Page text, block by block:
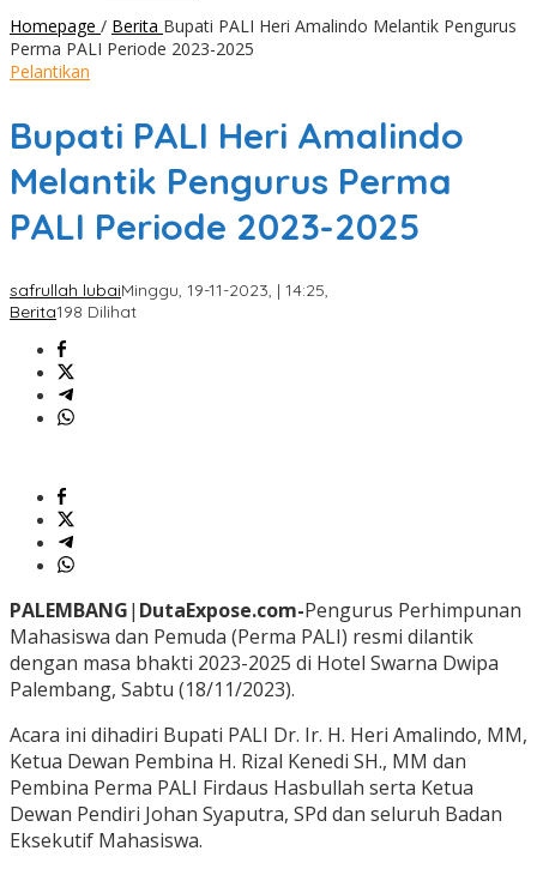
Homepage / Berita Bupati PALI Heri Amalindo Melantik Pengurus
Perma PALI Periode 2023-2025
Pelantikan
Bupati PALI Heri Amalindo
Melantik Pengurus Perma
PALI Periode 2023-2025
safrullah lubaiMinggu, 19-11-2023, | 14:25,
Berita198 Dilihat
PALEMBANG| DutaExpose.com-Pengurus Perhimpunan
Mahasiswa dan Pemuda (Perma PALI) resmi dilantik
dengan masa bhakti 2023-2025 di Hotel Swarna Dwipa
Palembang, Sabtu (18/11/2023).
Acara ini dihadiri Bupati PALI Dr. Ir. H. Heri Amalindo, MM,
Ketua Dewan Pembina H. Rizal Kenedi SH., MM dan
Pembina Perma PALI Firdaus Hasbullah serta Ketua
Dewan Pendiri Johan Syaputra, SPd dan seluruh Badan
Eksekutif Mahasiswa.